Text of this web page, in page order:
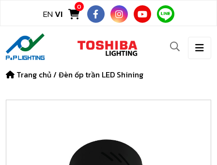
ENVI
0
Trang chủ/ Đèn ốp trần LED Shining